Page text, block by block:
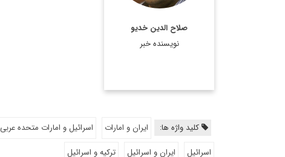
صلاح الدین خدیو
نویسنده خبر
کلید واژه ها: ایران و امارات اسرائیل و امارات متحده عربی
اسرائیل
ایران و اسرائیل ترکیه و اسرائیل